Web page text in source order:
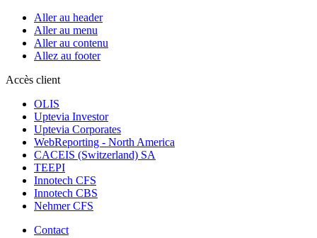
Aller au header
Aller au menu
Aller au contenu
Allez au footer
Accès client
OLIS
Uptevia Investor
Uptevia Corporates
WebReporting - North America
CACEIS (Switzerland) SA
TEEPI
Innotech CFS
Innotech CBS
Nehmer CFS
Contact